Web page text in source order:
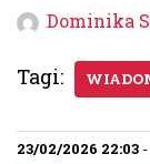
Dominika
Tagi:
23/02/2026 22:03